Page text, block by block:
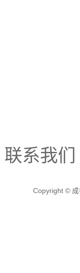
联系我们
Copyright © 成